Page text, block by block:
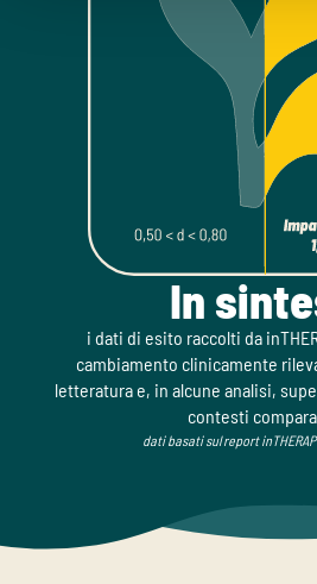
In
i dati di esito raccolti da
cambiamento clinicamente
letteratura e, in alcune analisi,
contesti
dati basati sul report